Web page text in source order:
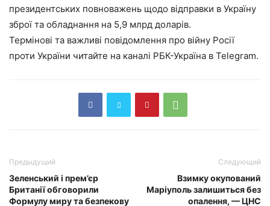
президентських повноважень щодо відправки в Україну
зброї та обладнання на 5,9 млрд доларів.
Термінові та важливі повідомлення про війну Росії
проти України читайте на каналі РБК-Україна в Telegram.
Предыдущий
Зеленський і прем’єр
Британії обговорили
Формулу миру та безпекову
Следующий
Взимку окупований
Маріуполь залишиться без
опалення, — ЦНС